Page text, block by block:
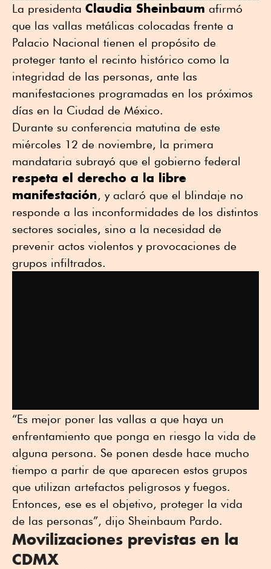
La presidenta Claudia Sheinbaum afirmó
que las vallas metálicas colocadas frente a
Palacio Nacional tienen el propósito de
proteger tanto el recinto histórico como la
integridad de las personas, ante las
manifestaciones programadas en los próximos
días en la Ciudad de México.
Durante su conferencia matutina de este
miércoles 12 de noviembre, la primera
mandataria subrayó que el gobierno federal
respeta el derecho a la libre
manifestación, y aclaró que el blindaje no
responde a las inconformidades de los distintos
sectores sociales, sino a la necesidad de
prevenir actos violentos y provocaciones de
grupos infiltrados.
“Es mejor poner las vallas a que haya un
enfrentamiento que ponga en riesgo la vida de
alguna persona. Se ponen desde hace mucho
tiempo a partir de que aparecen estos grupos
que utilizan artefactos peligrosos y fuegos.
Entonces, ese es el objetivo, proteger la vida
de las personas”, dijo Sheinbaum Pardo.
Movilizaciones previstas en la
CDMX